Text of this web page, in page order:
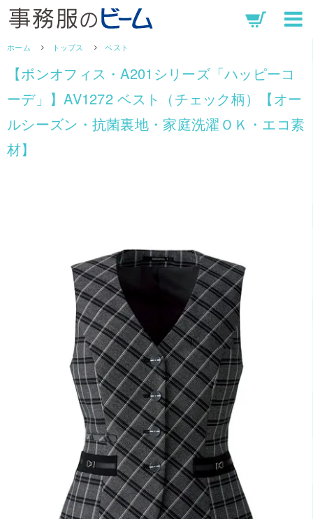
ホーム トップス ベスト
【ボンオフィス・A201シリーズ「ハッピーコ
ーデ」】AV1272 ベスト（チェック柄）【オー
ルシーズン・抗菌裏地・家庭洗濯ＯＫ・エコ素
材】